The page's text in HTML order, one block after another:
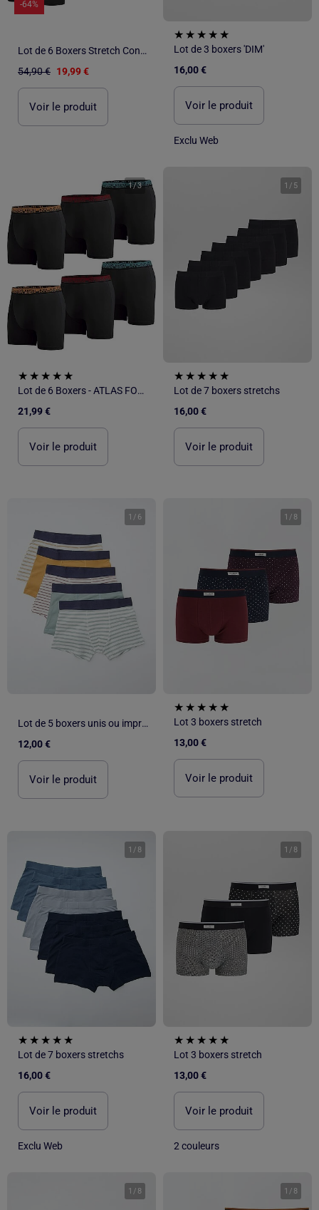
-64%
Lot de 6 Boxers Stretch Confort - ATLAS FOR MEN
54,90 € 19,99 €
Voir le produit
Lot de 3 boxers 'DIM'
16,00 €
Voir le produit
Exclu Web
1/3
Lot de 6 Boxers - ATLAS FOR MEN
21,99 €
Voir le produit
1 / 5
Lot de 7 boxers stretchs
16,00 €
Voir le produit
1 / 6
Lot de 5 boxers unis ou imprimés
12,00 €
Voir le produit
1 / 8
Lot 3 boxers stretch
13,00 €
Voir le produit
1 / 8
Lot de 7 boxers stretchs
16,00 €
Voir le produit
Exclu Web
1 / 8
Lot 3 boxers stretch
13,00 €
Voir le produit
2 couleurs
1 / 8 1 / 8